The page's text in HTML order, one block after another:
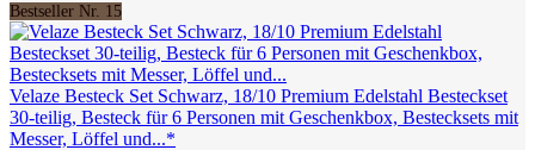
Bestseller Nr. 15
Velaze Besteck Set Schwarz, 18/10 Premium Edelstahl Besteckset
30-teilig, Besteck für 6 Personen mit Geschenkbox, Bestecksets mit
Messer, Löffel und...*